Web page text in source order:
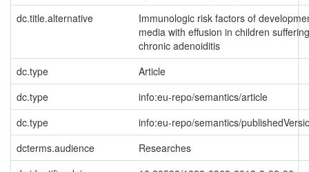
dc.title.alternative
Immunologic risk factors of
media with effusion in children
chronic adenoiditis
dc.type
Article
dc.type
info:eu-repo/semantics/article
dc.type
info:eu-repo/semantics/
dcterms.audience
Researches